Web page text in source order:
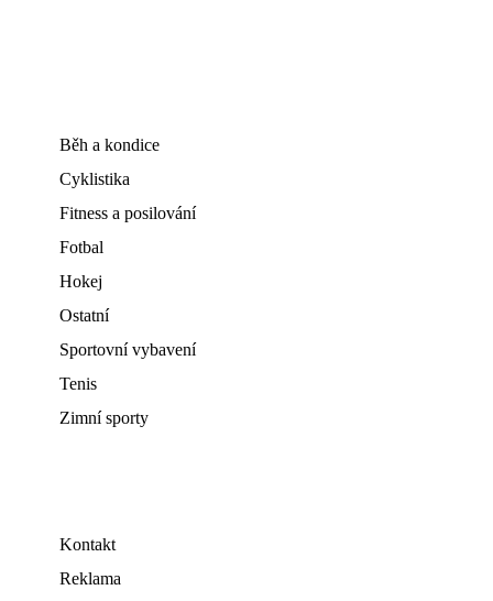
Běh a kondice
Cyklistika
Fitness a posilování
Fotbal
Hokej
Ostatní
Sportovní vybavení
Tenis
Zimní sporty
Kontakt
Reklama